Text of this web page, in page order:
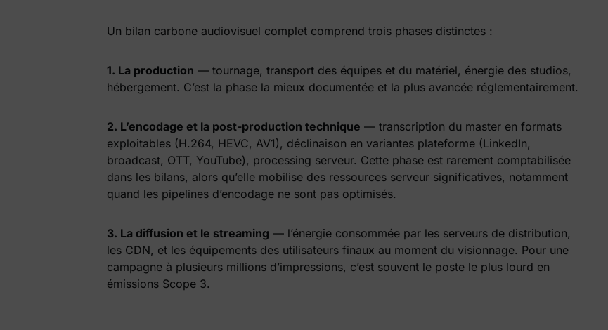
Un bilan carbone audiovisuel complet comprend trois phases distinctes :
1. La production — tournage, transport des équipes et du matériel, énergie des studios,
hébergement. C’est la phase la mieux documentée et la plus avancée réglementairement.
2. L’encodage et la post-production technique — transcription du master en formats
exploitables (H.264, HEVC, AV1), déclinaison en variantes plateforme (LinkedIn,
broadcast, OTT, YouTube), processing serveur. Cette phase est rarement comptabilisée
dans les bilans, alors qu’elle mobilise des ressources serveur significatives, notamment
quand les pipelines d’encodage ne sont pas optimisés.
3. La diffusion et le streaming — l’énergie consommée par les serveurs de distribution,
les CDN, et les équipements des utilisateurs finaux au moment du visionnage. Pour une
campagne à plusieurs millions d’impressions, c’est souvent le poste le plus lourd en
émissions Scope 3.